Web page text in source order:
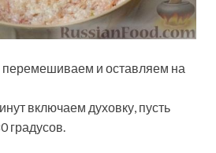
и оставляем на
включаем духовку, пусть
градусов.